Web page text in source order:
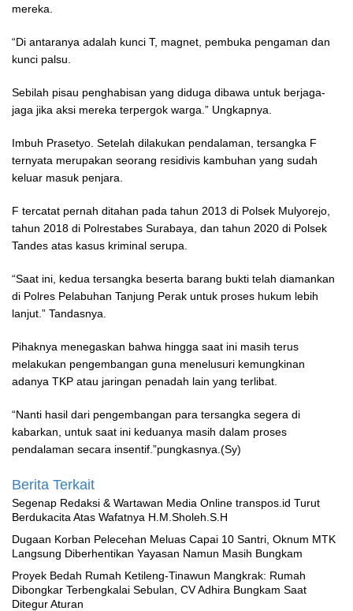
mereka.
“Di antaranya adalah kunci T, magnet, pembuka pengaman dan
kunci palsu.
Sebilah pisau penghabisan yang diduga dibawa untuk berjaga-
jaga jika aksi mereka terpergok warga.” Ungkapnya.
Imbuh Prasetyo. Setelah dilakukan pendalaman, tersangka F
ternyata merupakan seorang residivis kambuhan yang sudah
keluar masuk penjara.
F tercatat pernah ditahan pada tahun 2013 di Polsek Mulyorejo,
tahun 2018 di Polrestabes Surabaya, dan tahun 2020 di Polsek
Tandes atas kasus kriminal serupa.
“Saat ini, kedua tersangka beserta barang bukti telah diamankan
di Polres Pelabuhan Tanjung Perak untuk proses hukum lebih
lanjut.” Tandasnya.
Pihaknya menegaskan bahwa hingga saat ini masih terus
melakukan pengembangan guna menelusuri kemungkinan
adanya TKP atau jaringan penadah lain yang terlibat.
“Nanti hasil dari pengembangan para tersangka segera di
kabarkan, untuk saat ini keduanya masih dalam proses
pendalaman secara insentif.”pungkasnya.(Sy)
Berita Terkait
Segenap Redaksi & Wartawan Media Online transpos.id Turut
Berdukacita Atas Wafatnya H.M.Sholeh.S.H
‎Dugaan Korban Pelecehan Meluas Capai 10 Santri, Oknum MTK
Langsung Diberhentikan Yayasan Namun Masih Bungkam
Proyek Bedah Rumah Ketileng-Tinawun Mangkrak: Rumah
Dibongkar Terbengkalai Sebulan, CV Adhira Bungkam Saat
Ditegur Aturan